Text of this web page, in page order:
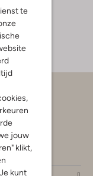
te
jouw
klikt,
kunt
back